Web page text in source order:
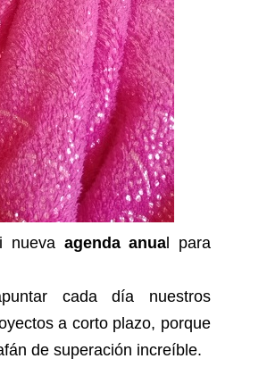
nueva agenda anua l para
cada día nuestros
a corto plazo, porque
de superación increíble.